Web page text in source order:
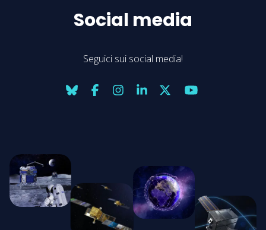
Social media
Seguici sui social media!